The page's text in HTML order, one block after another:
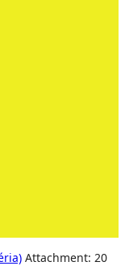
Attachment: 20